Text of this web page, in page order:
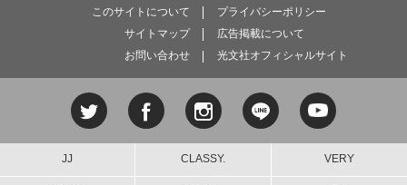
このサイトについて
プライバシーポリシー
サイトマップ
広告掲載について
お問い合わせ
光文社オフィシャルサイト
JJ CLASSY. VERY